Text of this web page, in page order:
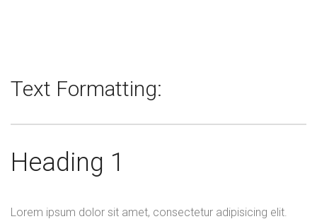
Text Formatting:
Heading 1
Lorem ipsum dolor sit amet, consectetur adipisicing elit.